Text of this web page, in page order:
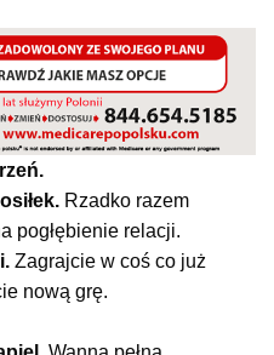
Rzadko razem
pogłębienie relacji.
Zagrajcie w coś co już
nową grę.